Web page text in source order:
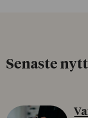
Senaste nytt